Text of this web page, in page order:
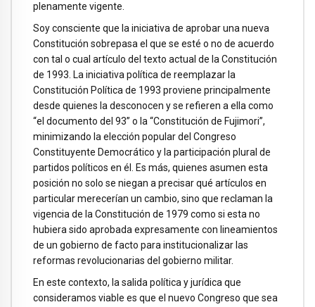
plenamente vigente.
Soy consciente que la iniciativa de aprobar una nueva
Constitución sobrepasa el que se esté o no de acuerdo
con tal o cual artículo del texto actual de la Constitución
de 1993. La iniciativa política de reemplazar la
Constitución Política de 1993 proviene principalmente
desde quienes la desconocen y se refieren a ella como
“el documento del 93” o la “Constitución de Fujimori”,
minimizando la elección popular del Congreso
Constituyente Democrático y la participación plural de
partidos políticos en él. Es más, quienes asumen esta
posición no solo se niegan a precisar qué artículos en
particular merecerían un cambio, sino que reclaman la
vigencia de la Constitución de 1979 como si esta no
hubiera sido aprobada expresamente con lineamientos
de un gobierno de facto para institucionalizar las
reformas revolucionarias del gobierno militar.
En este contexto, la salida política y jurídica que
consideramos viable es que el nuevo Congreso que sea